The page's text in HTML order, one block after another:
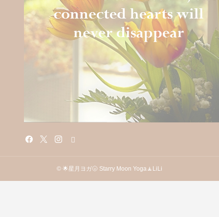
© 🌟星月ヨガ🌝 Starry Moon Yoga🧘LiLi